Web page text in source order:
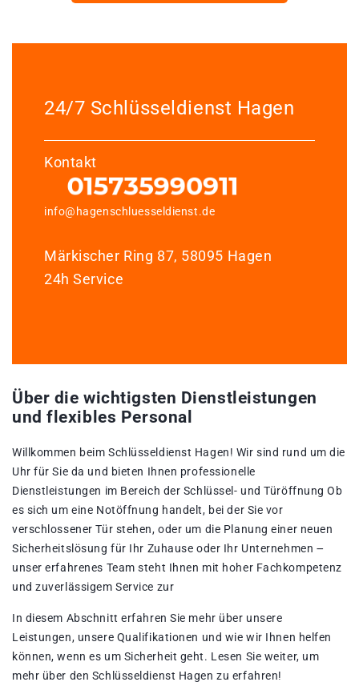
24/7 Schlüsseldienst Hagen
Kontakt
info@hagenschluesseldienst.de
Märkischer Ring 87, 58095 Hagen
24h Service
Über die wichtigsten Dienstleistungen
und flexibles Personal
Willkommen beim Schlüsseldienst Hagen!​ Wir sind rund um die
Uhr für Sie da und bieten Ihnen professionelle
Dienstleistungen im Bereich der Schlüssel- und Türöffnung Ob
es sich um eine Notöffnung handelt, bei der Sie vor
verschlossener Tür stehen, oder um die Planung einer neuen
Sicherheitslösung für Ihr Zuhause oder Ihr Unternehmen ౼
unser erfahrenes Team steht Ihnen mit hoher Fachkompetenz
und zuverlässigem Service zur
In diesem Abschnitt erfahren Sie mehr über unsere
Leistungen, unsere Qualifikationen und wie wir Ihnen helfen
können, wenn es um Sicherheit geht. Lesen Sie weiter, um
mehr über den Schlüsseldienst Hagen zu erfahren!​